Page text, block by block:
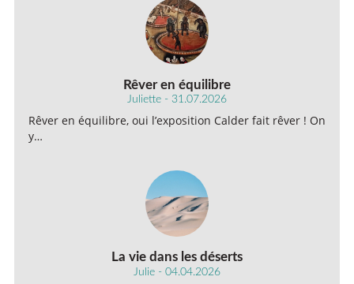
Rêver en équilibre
Juliette - 31.07.2026
Rêver en équilibre, oui l’exposition Calder fait rêver ! On
y…
La vie dans les déserts
Julie - 04.04.2026